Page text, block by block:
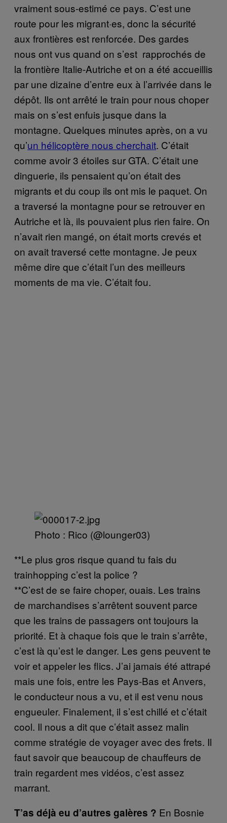
vraiment sous-estimé ce pays. C’est une
route pour les migrant·es, donc la sécurité
aux frontières est renforcée. Des gardes
nous ont vus quand on s’est rapprochés de
la frontière Italie-Autriche et on a été accueillis
par une dizaine d’entre eux à l’arrivée dans le
dépôt. Ils ont arrêté le train pour nous choper
mais on s’est enfuis jusque dans la
montagne. Quelques minutes après, on a vu
qu’un hélicoptère nous cherchait. C’était
comme avoir 3 étoiles sur GTA. C’était une
dinguerie, ils pensaient qu’on était des
migrants et du coup ils ont mis le paquet. On
a traversé la montagne pour se retrouver en
Autriche et là, ils pouvaient plus rien faire. On
n’avait rien mangé, on était morts crevés et
on avait traversé cette montagne. Je peux
même dire que c’était l’un des meilleurs
moments de ma vie. C’était fou.
Photo : Rico (@lounger03)
**Le plus gros risque quand tu fais du
trainhopping c’est la police ?
**C’est de se faire choper, ouais. Les trains
de marchandises s’arrêtent souvent parce
que les trains de passagers ont toujours la
priorité. Et à chaque fois que le train s’arrête,
c’est là qu’est le danger. Les gens peuvent te
voir et appeler les flics. J’ai jamais été attrapé
mais une fois, entre les Pays-Bas et Anvers,
le conducteur nous a vu, et il est venu nous
engueuler. Finalement, il s’est chillé et c’était
cool. Il nous a dit que c’était assez malin
comme stratégie de voyager avec des frets. Il
faut savoir que beaucoup de chauffeurs de
train regardent mes vidéos, c’est assez
marrant.
T’as déjà eu d’autres galères ? En Bosnie